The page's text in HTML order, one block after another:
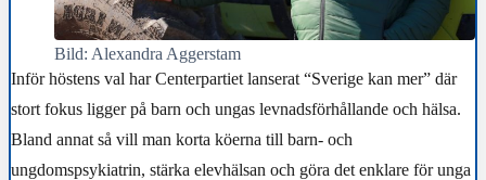
Bild: Alexandra Aggerstam
Inför höstens val har Centerpartiet lanserat “Sverige kan mer” där
stort fokus ligger på barn och ungas levnadsförhållande och hälsa.
Bland annat så vill man korta köerna till barn- och
ungdomspsykiatrin, stärka elevhälsan och göra det enklare för unga